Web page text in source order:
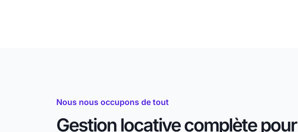
Nous nous occupons de tout
Gestion locative complète pour